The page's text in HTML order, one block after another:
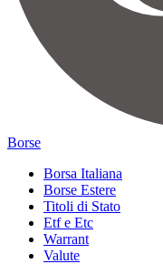
Borse
Borsa Italiana
Borse Estere
Titoli di Stato
Etf e Etc
Warrant
Valute